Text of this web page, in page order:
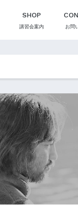
SHOP
講習会案内 お問